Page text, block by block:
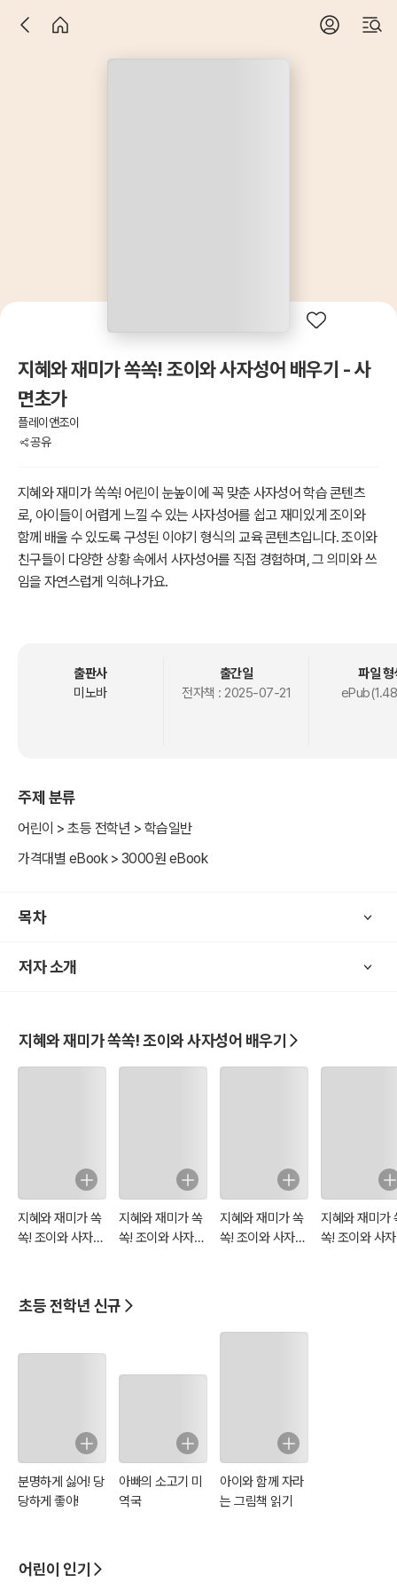
지혜와 재미가 쏙쏙! 조이와 사자성어 배우기 - 사
면초가
플레이앤조이
공유
지혜와 재미가 쏙쏙! 어린이 눈높이에 꼭 맞춘 사자성어 학습 콘텐츠
로, 아이들이 어렵게 느낄 수 있는 사자성어를 쉽고 재미있게 조이와
함께 배울 수 있도록 구성된 이야기 형식의 교육 콘텐츠입니다. 조이와
친구들이 다양한 상황 속에서 사자성어를 직접 경험하며, 그 의미와 쓰
임을 자연스럽게 익혀나가요.
출판사
미노바
출간일
전자책 : 2025-07-21
파일 형
주제 분류
어린이 > 초등 전학년 > 학습일반
가격대별 eBook > 3000원 eBook
목차
저자 소개
지혜와 재미가 쏙쏙! 조이와 사자성어 배우기
지혜와 재미가 쏙
쏙! 조이와 사자성
지혜와 재미가 쏙
쏙! 조이와 사자성
지혜와 재미가 쏙
쏙! 조이와 사자성
지혜와 재미가
쏙! 조이와 사
초등 전학년 신규
분명하게 싫어! 당
당하게 좋아!
아빠의 소고기 미
역국
아이와 함께 자라
는 그림책 읽기
어린이 인기